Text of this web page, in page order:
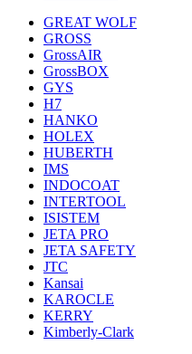
GREAT WOLF
GROSS
GrossAIR
GrossBOX
GYS
H7
HANKO
HOLEX
HUBERTH
IMS
INDOCOAT
INTERTOOL
ISISTEM
JETA PRO
JETA SAFETY
JTC
Kansai
KAROCLE
KERRY
Kimberly-Clark